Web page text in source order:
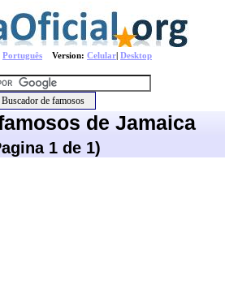
Português Version: Celular| Desktop
de Jamaica
1 de 1)